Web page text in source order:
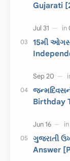
સ્પીચ ગુજરાતી
રક્ષાબંધન
જાણવા જેવું
શિક્ષક દિવસ
કહેવતો
Gujarati
ગુજરાતી
Gujarati
15મી
Birthday
ગુજરાતી
Answer